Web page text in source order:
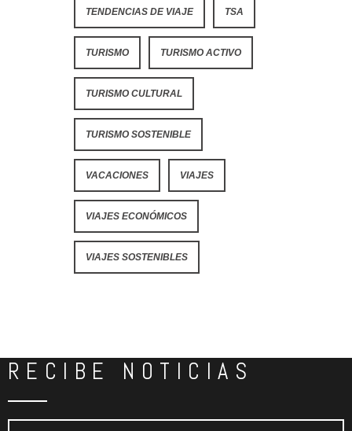
TENDENCIAS DE VIAJE TSA
TURISMO TURISMO ACTIVO
TURISMO CULTURAL
TURISMO SOSTENIBLE
VACACIONES VIAJES
VIAJES ECONÓMICOS
VIAJES SOSTENIBLES
RECIBE NOTICIAS